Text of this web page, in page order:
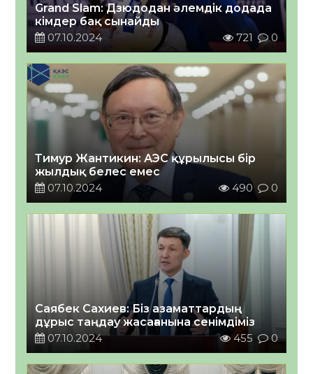
Grand Slam: Дзюдодан әлемдік додада
кімдер бақ сынайды
07.10.2024
721 0
Тимур Жантикин: АЭС құрылысы бір
жылдық белес емес
07.10.2024
490 0
Саябек Сахиев: Біз азаматтардың
дұрыс таңдау жасағанына сенімдіміз
07.10.2024
455 0